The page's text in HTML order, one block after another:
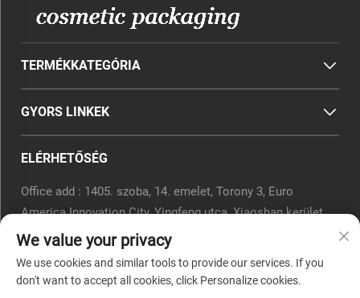
TERMÉKKATEGÓRIA
GYORS LINKEK
ELÉRHETŐSÉG
Office add : 1405. szoba, 14. emelet, Torony 3, Euro
America Innovation City, Yingfeng utca, Xiaoshan kerület,
Hangzhou, Zsödzsiang tartomány, Kína.
[email protected]
Telefon: 0571-82266375
We value your privacy
We use cookies and similar tools to provide our services. If you
don't want to accept all cookies, click Personalize cookies.